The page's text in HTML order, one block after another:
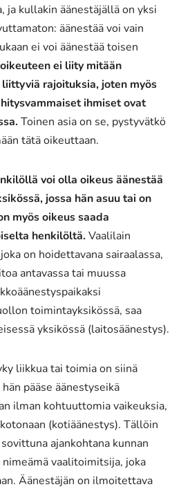
ja kullakin äänestäjällä on yksi
äänestää voi vain
ei voi äänestää toisen
ei liity mitään
rajoituksia, joten myös
ihmiset ovat
Toinen asia on se, pystyvätkö
tätä oikeuttaan.
voi olla oikeus äänestää
jossa hän asuu tai on
myös oikeus saada
henkilöltä. Vaalilain
on hoidettavana sairaalassa,
antavassa tai muussa
toimintayksikössä, saa
yksikössä (laitosäänestys).
liikkua tai toimia on siinä
pääse äänestyseikä
ilman kohtuuttomia vaikeuksia,
(kotiäänestys). Tällöin
ajankohtana kunnan
vaalitoimitsija, joka
Äänestäjän on ilmoitettava